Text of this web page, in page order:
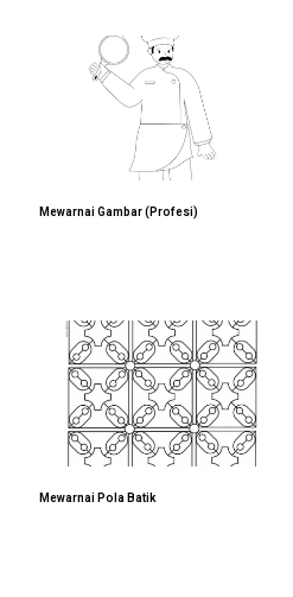
Mewarnai Gambar (Profesi)
Mewarnai Pola Batik